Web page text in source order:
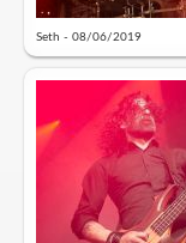
Seth - 08/06/2019